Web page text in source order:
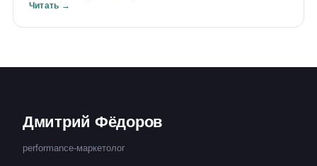
Читать →
Дмитрий Фёдоров
performance-маркетолог